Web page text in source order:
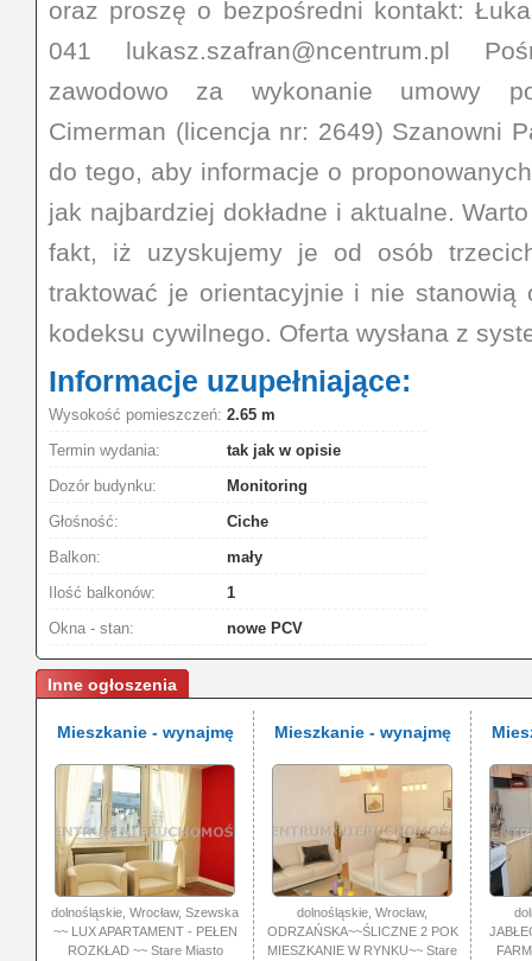
oraz proszę o bezpośredni kontakt:
041 lukasz.szafran@ncentrum.pl
zawodowo za wykonanie umowy
Cimerman (licencja nr: 2649) Szanowni
do tego, aby informacje o
jak najbardziej dokładne i aktualne.
fakt, iż uzyskujemy je od osób
traktować je orientacyjnie i nie stanowią
kodeksu cywilnego. Oferta wysłana z
Informacje uzupełniające:
Wysokość pomieszczeń: 2.65 m
Termin wydania:
tak jak w opisie
Dozór budynku:
Monitoring
Głośność:
Ciche
Balkon:
mały
Ilość balkonów:
1
Okna - stan:
nowe PCV
Inne ogłoszenia
Mieszkanie - wynajmę
dolnośląskie, Wrocław, Szewska
~~ LUX APARTAMENT - PEŁEN
ROZKŁAD ~~ Stare Miasto
Mieszkanie - wynajmę
dolnośląskie, Wrocław,
ODRZAŃSKA~~ŚLICZNE 2 POK
MIESZKANIE W RYNKU~~ Stare